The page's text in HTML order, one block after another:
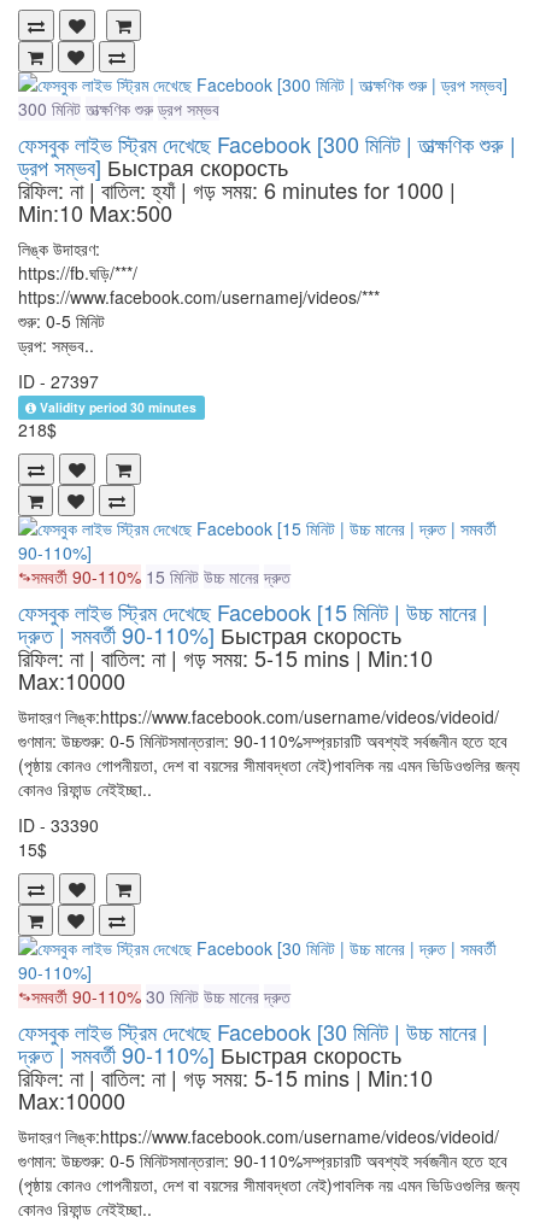
300 মিনিট তাত্ক্ষণিক শুরু ড্রপ সম্ভব
ফেসবুক লাইভ স্ট্রিম দেখেছে Facebook [300 মিনিট | তাত্ক্ষণিক শুরু |
ড্রপ সম্ভব] Быстрая скорость
রিফিল: না | বাতিল: হ্যাঁ | গড় সময়: 6 minutes for 1000 |
Min:10 Max:500
লিঙ্ক উদাহরণ:
https://fb.ঘড়ি/***/
https://www.facebook.com/usernamej/videos/***
শুরু: 0-5 মিনিট
ড্রপ: সম্ভব..
ID - 27397
Validity period 30 minutes
218$
সমবর্তী 90-110% 15 মিনিট উচ্চ মানের দ্রুত
ফেসবুক লাইভ স্ট্রিম দেখেছে Facebook [15 মিনিট | উচ্চ মানের |
দ্রুত | সমবর্তী 90-110%] Быстрая скорость
রিফিল: না | বাতিল: না | গড় সময়: 5-15 mins | Min:10
Max:10000
উদাহরণ লিঙ্ক:https://www.facebook.com/username/videos/videoid/
গুণমান: উচ্চশুরু: 0-5 মিনিটসমান্তরাল: 90-110%সম্প্রচারটি অবশ্যই সর্বজনীন হতে হবে
(পৃষ্ঠায় কোনও গোপনীয়তা, দেশ বা বয়সের সীমাবদ্ধতা নেই)পাবলিক নয় এমন ভিডিওগুলির জন্য
কোনও রিফান্ড নেইইচ্ছা..
ID - 33390
15$
সমবর্তী 90-110% 30 মিনিট উচ্চ মানের দ্রুত
ফেসবুক লাইভ স্ট্রিম দেখেছে Facebook [30 মিনিট | উচ্চ মানের |
দ্রুত | সমবর্তী 90-110%] Быстрая скорость
রিফিল: না | বাতিল: না | গড় সময়: 5-15 mins | Min:10
Max:10000
উদাহরণ লিঙ্ক:https://www.facebook.com/username/videos/videoid/
গুণমান: উচ্চশুরু: 0-5 মিনিটসমান্তরাল: 90-110%সম্প্রচারটি অবশ্যই সর্বজনীন হতে হবে
(পৃষ্ঠায় কোনও গোপনীয়তা, দেশ বা বয়সের সীমাবদ্ধতা নেই)পাবলিক নয় এমন ভিডিওগুলির জন্য
কোনও রিফান্ড নেইইচ্ছা..